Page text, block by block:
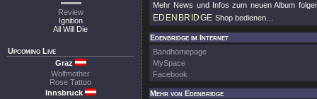
Review
Ignition
All Will Die
Upcoming Live
Graz
Wolfmother
Rose Tattoo
Innsbruck
Mehr News und Infos zum neuen Album
EDENBRIDGE Shop bedienen…
Edenbridge im Internet
Bandhomepage
MySpace
Facebook
Mehr von Edenbridge